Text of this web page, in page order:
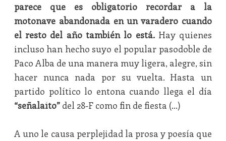
parece que es obligatorio recordar a la
motonave abandonada en un varadero cuando
el resto del año también lo está.Hay quienes
incluso han hecho suyo el popular pasodoble de
Paco Alba de una manera muy ligera, alegre, sin
hacer nunca nada por su vuelta. Hasta un
partido político lo entona cuando llega el día
“señalaíto”del 28-F como fin de fiesta (…)
A uno le causa perplejidad la prosa y poesía que